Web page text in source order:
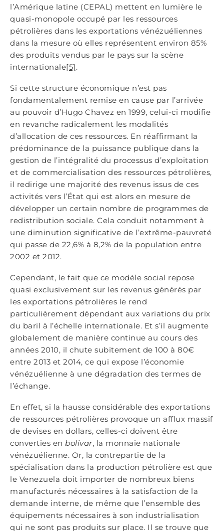
l’Amérique latine (CEPAL) mettent en lumière le
quasi-monopole occupé par les ressources
pétrolières dans les exportations vénézuéliennes
dans la mesure où elles représentent environ 85%
des produits vendus par le pays sur la scène
internationale[5] .
Si cette structure économique n’est pas
fondamentalement remise en cause par l’arrivée
au pouvoir d’Hugo Chavez en 1999, celui-ci modifie
en revanche radicalement les modalités
d’allocation de ces ressources. En réaffirmant la
prédominance de la puissance publique dans la
gestion de l’intégralité du processus d’exploitation
et de commercialisation des ressources pétrolières,
il redirige une majorité des revenus issus de ces
activités vers l’État qui est alors en mesure de
développer un certain nombre de programmes de
redistribution sociale. Cela conduit notamment à
une diminution significative de l’extrême-pauvreté
qui passe de 22,6% à 8,2% de la population entre
2002 et 2012.
Cependant, le fait que ce modèle social repose
quasi exclusivement sur les revenus générés par
les exportations pétrolières le rend
particulièrement dépendant aux variations du prix
du baril à l’échelle internationale. Et s’il augmente
globalement de manière continue au cours des
années 2010, il chute subitement de 100 à 80€
entre 2013 et 2014, ce qui expose l’économie
vénézuélienne à une dégradation des termes de
l’échange.
En effet, si la hausse considérable des exportations
de ressources pétrolières provoque un afflux massif
de devises en dollars, celles-ci doivent être
converties en bolivar, la monnaie nationale
vénézuélienne. Or, la contrepartie de la
spécialisation dans la production pétrolière est que
le Venezuela doit importer de nombreux biens
manufacturés nécessaires à la satisfaction de la
demande interne, de même que l’ensemble des
équipements nécessaires à son industrialisation
qui ne sont pas produits sur place. Il se trouve que